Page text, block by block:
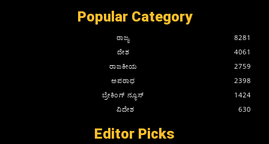
Popular Category
ರಾಜ್ಯ
8281
ದೇಶ
4061
ರಾಜಕೀಯ
2759
ಅಪರಾಧ
2398
ಬ್ರೇಕಿಂಗ್ ನ್ಯೂಸ್
1424
ವಿದೇಶ
630
Editor Picks